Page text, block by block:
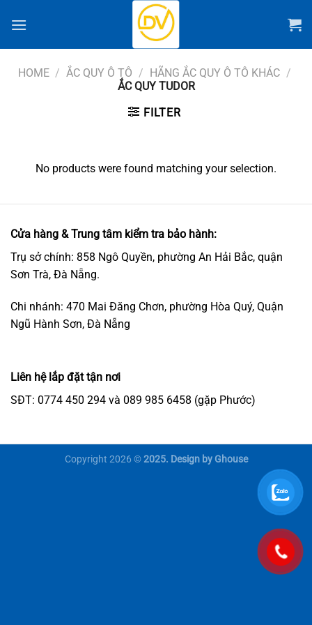
đến
HOME / ẮC QUY Ô TÔ / HÃNG ẮC QUY Ô TÔ KHÁC /
ẮC QUY TUDOR
FILTER
No products were found matching your selection.
Cửa hàng & Trung tâm kiểm tra bảo hành:
Trụ sở chính: 858 Ngô Quyền, phường An Hải Bắc, quận
Sơn Trà, Đà Nẵng.
Chi nhánh: 470 Mai Đăng Chơn, phường Hòa Quý, Quận
Ngũ Hành Sơn, Đà Nẵng
Liên hệ lắp đặt tận nơi
SĐT: 0774 450 294 và 089 985 6458 (gặp Phước)
Copyright 2026 ©2025. Design by Ghouse